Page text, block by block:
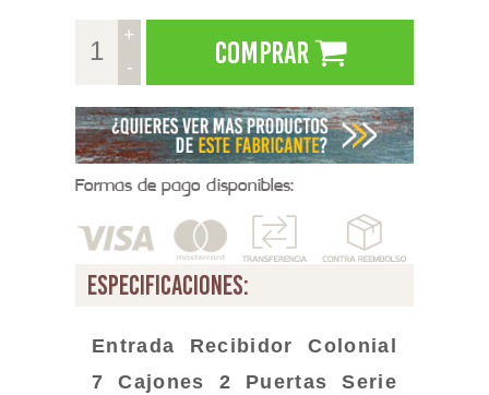
+
-
Comprar
Formas de pago disponibles:
especificaciones:
Entrada Recibidor Colonial
7 Cajones 2 Puertas Serie